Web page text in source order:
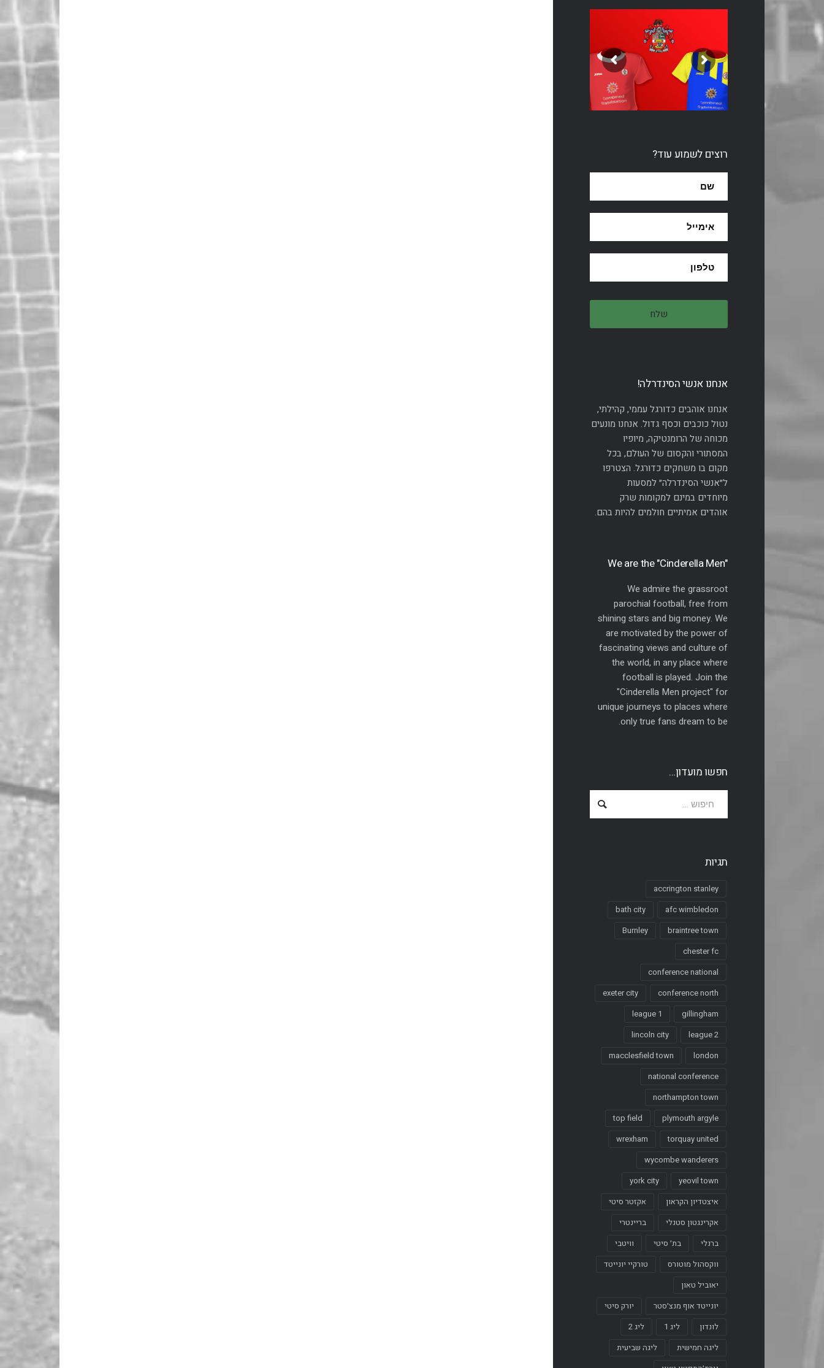
רוצים לשמוע עוד?
אנחנו אנשי הסינדרלה!
אנחנו אוהבים כדורגל עממי, קהילתי,
נטול כוכבים וכסף גדול. אנחנו מונעים
מכוחה של הרומנטיקה, מיופיו
המסתורי והקסום של העולם, בכל
מקום בו משחקים כדורגל. הצטרפו
ל״אנשי הסינדרלה״ למסעות
מיוחדים במינם למקומות שרק
אוהדים אמיתיים חולמים להיות בהם.
"We are the "Cinderella Men
We admire the grassroot
parochial football, free from
shining stars and big money. We
are motivated by the power of
fascinating views and culture of
the world, in any place where
football is played. Join the
"Cinderella Men project" for
unique journeys to places where
only true fans dream to be.
חפשו מועדון…
תגיות
accrington stanley
afc wimbledon
bath city
braintree town
Burnley
chester fc
conference national
conference north
exeter city
gillingham
league 1
league 2
lincoln city
london
macclesfield town
national conference
northampton town
plymouth argyle
top field
torquay united
wrexham
wycombe wanderers
yeovil town
york city
איצטדיון הקראון
אקזטר סיטי
אקרינגטון סטנלי
בריינטרי
ברנלי
בת׳ סיטי
וויטבי
ווקסהול מוטורס
טורקיי יונייטד
יאוביל טאון
יונייטד אוף מנצ׳סטר
יורק סיטי
לונדון
ליג 1
ליג 2
ליגה חמישית
ליגה שביעית